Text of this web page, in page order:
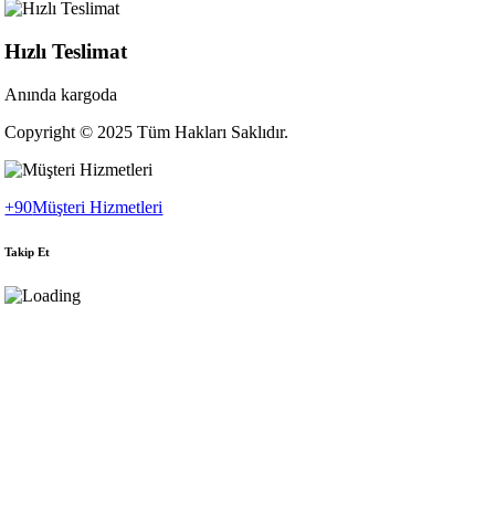
Hızlı Teslimat
Anında kargoda
Copyright © 2025 Tüm Hakları Saklıdır.
+90Müşteri Hizmetleri
Takip Et